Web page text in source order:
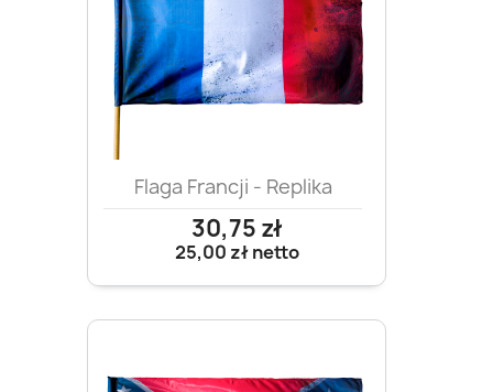
Flaga Francji - Replika
30,75 zł
25,00 złnetto